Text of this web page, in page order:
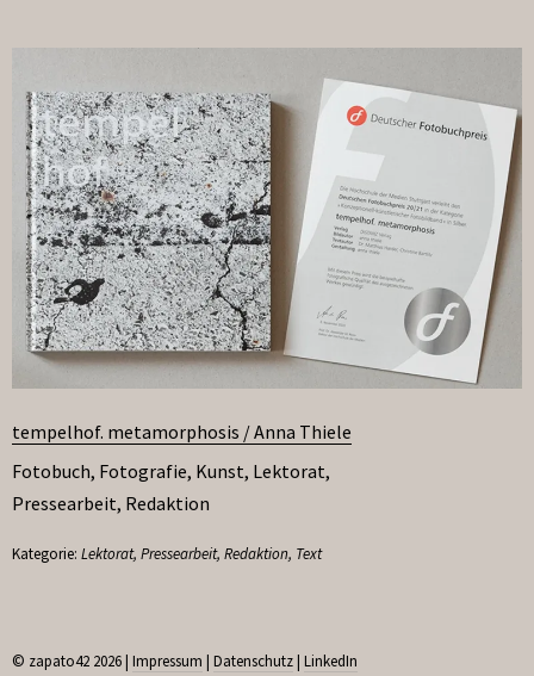
tempelhof. metamorphosis / Anna Thiele
Fotobuch, Fotografie, Kunst, Lektorat,
Pressearbeit, Redaktion
Kategorie: Lektorat, Pressearbeit, Redaktion, Text
© zapato42 2026 | Impressum | Datenschutz| LinkedIn